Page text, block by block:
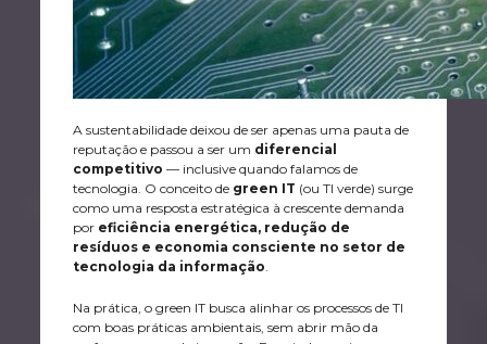
A sustentabilidade deixou de ser apenas uma pauta de
reputação e passou a ser um diferencial
competitivo — inclusive quando falamos de
tecnologia. O conceito de green IT (ou TI verde) surge
como uma resposta estratégica à crescente demanda
por eficiência energética, redução de
resíduos e economia consciente no setor de
tecnologia da informação.
Na prática, o green IT busca alinhar os processos de TI
com boas práticas ambientais, sem abrir mão da